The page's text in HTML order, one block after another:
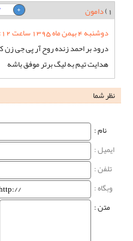
1) دامون
دوشنبه 4 بهمن ماه 1395 ساعت 09:12
درود بر احمد زنده روح آر پی جی زن
هدایت تیم به لیگ برتر موفق باشه
نظر شما
نام‌ :
ایمیل :
تلفن :
وبگاه‌ :
متن :